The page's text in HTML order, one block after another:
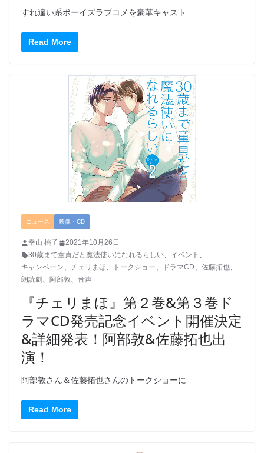
すれ違い系ボーイズラブコメを豪華キャスト
Read More
ニュース 映像・CD
幸山 桃子
2021年10月26日
30歳まで童貞だと魔法使いになれるらしい、 イベント 、
キャンペーン、 チェリまほ、 トークショー、 ドラマCD、 佐藤拓也、
朗読劇 、 阿部敦、 音声
『チェリまほ』第２巻&第３巻ド
ラマCD発売記念イベント開催決定
&詳細発表！阿部敦&佐藤拓也出
演！
阿部敦さん＆佐藤拓也さんのトークショーに
Read More